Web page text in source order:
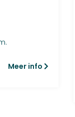
Meer info